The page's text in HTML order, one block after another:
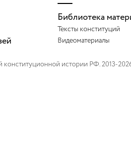
Библиотека
Тексты конституций
Видеоматериалы
конституционной истории РФ. 2013-